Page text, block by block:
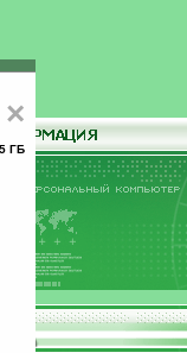
25
×
ГБ